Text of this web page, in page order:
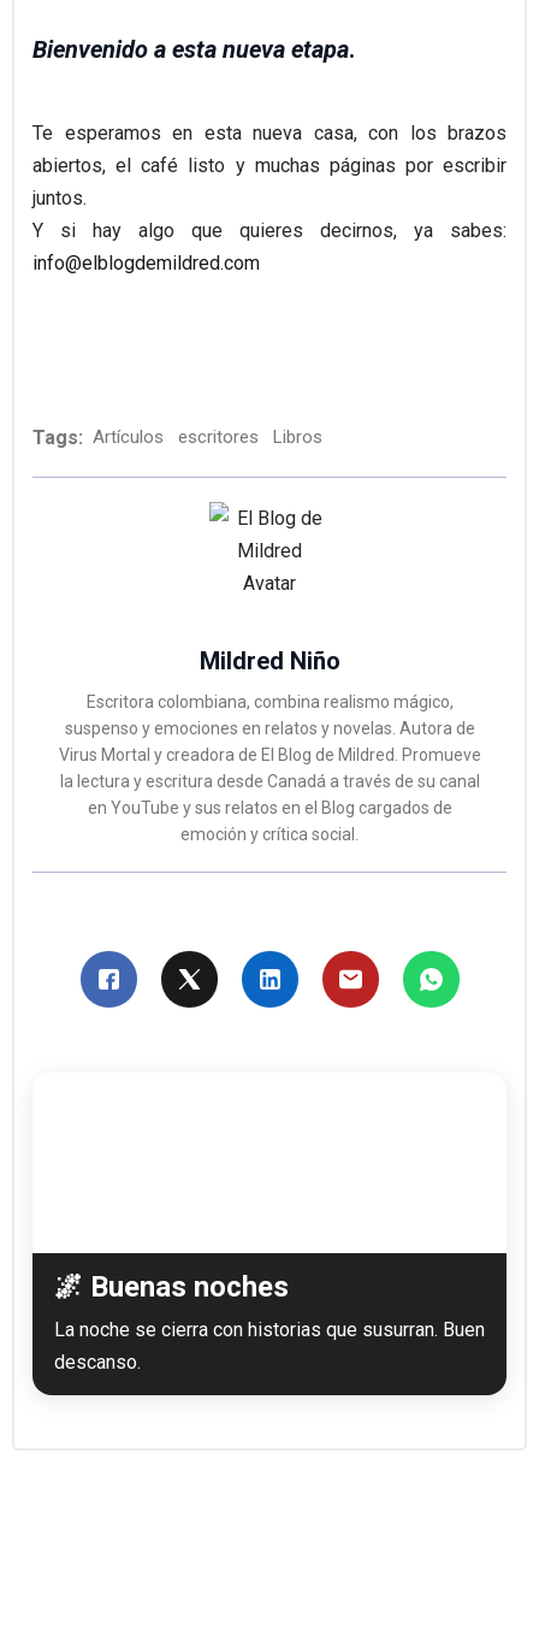
Bienvenido a esta nueva etapa.
Te esperamos en esta nueva casa, con los brazos
abiertos, el café listo y muchas páginas por escribir
juntos.
Y si hay algo que quieres decirnos, ya sabes:
info@elblogdemildred.com
Tags: Artículos escritores Libros
Mildred Niño
Escritora colombiana, combina realismo mágico,
suspenso y emociones en relatos y novelas. Autora de
Virus Mortal y creadora de El Blog de Mildred. Promueve
la lectura y escritura desde Canadá a través de su canal
en YouTube y sus relatos en el Blog cargados de
emoción y crítica social.
🌌 Buenas noches
La noche se cierra con historias que susurran. Buen
descanso.